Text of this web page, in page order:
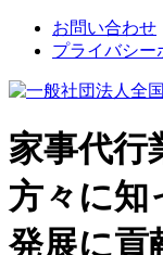
お問い合わせ
プライバシー
家事代行
方々に知
発展に貢